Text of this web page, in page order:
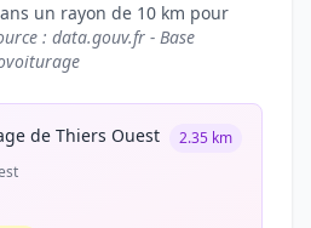
un rayon de 10 km pour
: data.gouv.fr - Base
de Thiers Ouest
2.35 km